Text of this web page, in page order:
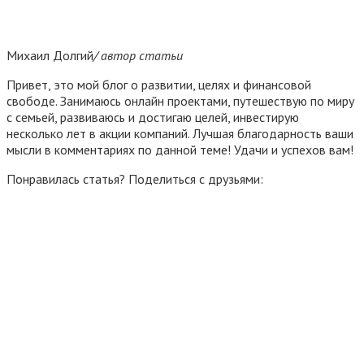
Михаил Долгий/ автор статьи
Привет, это мой блог о развитии, целях и финансовой
свободе. Занимаюсь онлайн проектами, путешествую по миру
с семьей, развиваюсь и достигаю целей, инвестирую
несколько лет в акции компаний. Лучшая благодарность ваши
мысли в комментариях по данной теме! Удачи и успехов вам!
Понравилась статья? Поделиться с друзьями: